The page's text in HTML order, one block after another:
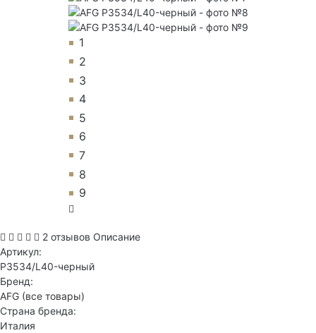
1
2
3
4
5
6
7
8
9
2 отзывов Описание
Артикул:
P3534/L40-черный
Бренд:
AFG (все товары)
Страна бренда:
Италия